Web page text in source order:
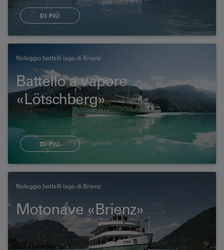
DI PIÙ
Noleggio battelli lago di Brienz
Battello a vapore
«Lötschberg»
DI PIÙ
Noleggio battelli lago di Brienz
Motonave «Brienz»